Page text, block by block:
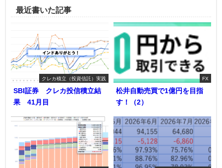
最近書いた記事
クレカ積立（投資信託）実践
SBI証券 クレカ投信積立結
果 41月目
FX
松井自動売買で1億円を目指
す！（2）